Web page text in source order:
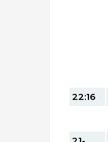
22:16